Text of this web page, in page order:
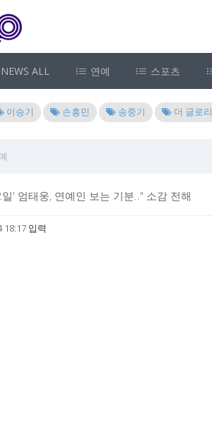
NEWS ALL 연예 스포츠
이승기 손흥민 송중기 더 글로리
' 엄태웅, 연예인 보는 기분.." 소감 전해
18:17 입력